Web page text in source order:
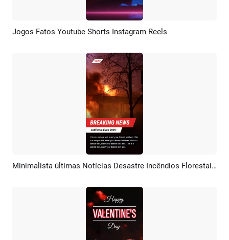
Pré-visualizar Criar IA
Jogos Fatos Youtube Shorts Instagram Reels
Pré-visualizar Criar IA Minimalista últimas Notícias Desastre Incêndios Florestais Na Califórnia 2025 Youtube Shorts